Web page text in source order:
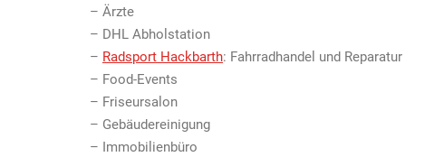
– Ärzte
– DHL Abholstation
– Radsport Hackbarth: Fahrradhandel und Reparatur
– Food-Events
– Friseursalon
– Gebäudereinigung
– Immobilienbüro